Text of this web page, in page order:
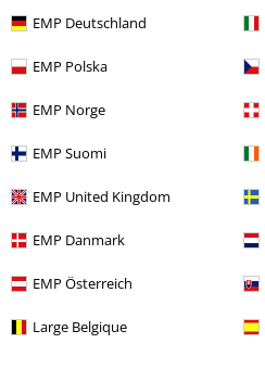
EMP Deutschland
EMP Polska
EMP Norge
EMP Suomi
EMP United Kingdom
EMP Danmark
EMP Österreich
Large Belgique
Nabídky pro vás
Soutěž
Objednejte si dárkový poukaz
O EMP